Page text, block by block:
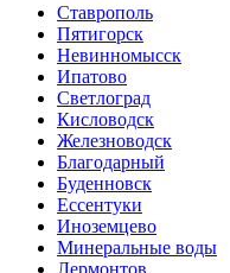
Ставрополь
Пятигорск
Невинномысск
Ипатово
Светлоград
Кисловодск
Железноводск
Благодарный
Буденновск
Ессентуки
Иноземцево
Минеральные воды
Лермонтов